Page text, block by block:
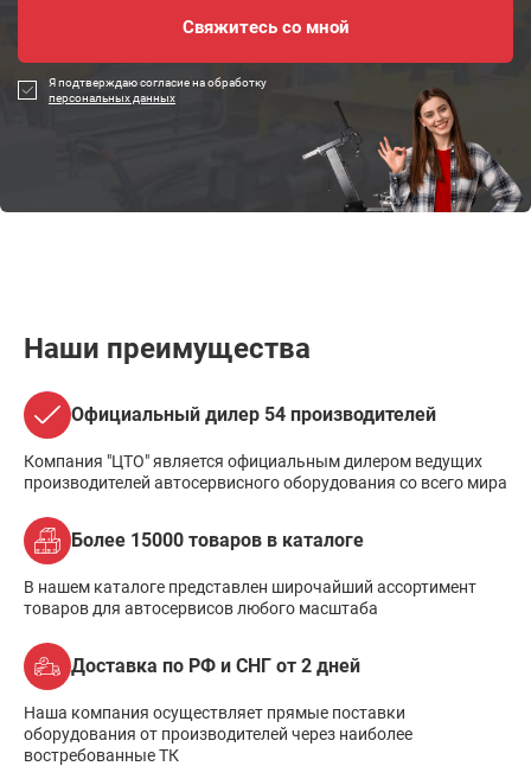
Я подтверждаю согласие на обработку
персональных данных
Наши преимущества
Официальный дилер 54 производителей
Компания "ЦТО" является официальным дилером ведущих
производителей автосервисного оборудования со всего мира
Более 15000 товаров в каталоге
В нашем каталоге представлен широчайший ассортимент
товаров для автосервисов любого масштаба
Доставка по РФ и СНГ от 2 дней
Наша компания осуществляет прямые поставки
оборудования от производителей через наиболее
востребованные ТК